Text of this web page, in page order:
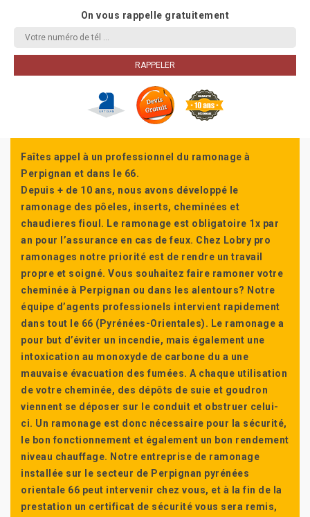
On vous rappelle gratuitement
Faîtes appel à un professionnel du ramonage à
Perpignan et dans le 66.
Depuis + de 10 ans, nous avons développé le
ramonage des pôeles, inserts, cheminées et
chaudieres fioul. Le ramonage est obligatoire 1x par
an pour l’assurance en cas de feux. Chez Lobry pro
ramonages notre priorité est de rendre un travail
propre et soigné. Vous souhaitez faire ramoner votre
cheminée à Perpignan ou dans les alentours? Notre
équipe d’agents professionels intervient rapidement
dans tout le 66 (Pyrénées-Orientales). Le ramonage a
pour but d’éviter un incendie, mais également une
intoxication au monoxyde de carbone du a une
mauvaise évacuation des fumées. A chaque utilisation
de votre cheminée, des dépôts de suie et goudron
viennent se déposer sur le conduit et obstruer celui-
ci. Un ramonage est donc nécessaire pour la sécurité,
le bon fonctionnement et également un bon rendement
niveau chauffage. Notre entreprise de ramonage
installée sur le secteur de Perpignan pyrénées
orientale 66 peut intervenir chez vous, et à la fin de la
prestation un certificat de sécurité vous sera remis,